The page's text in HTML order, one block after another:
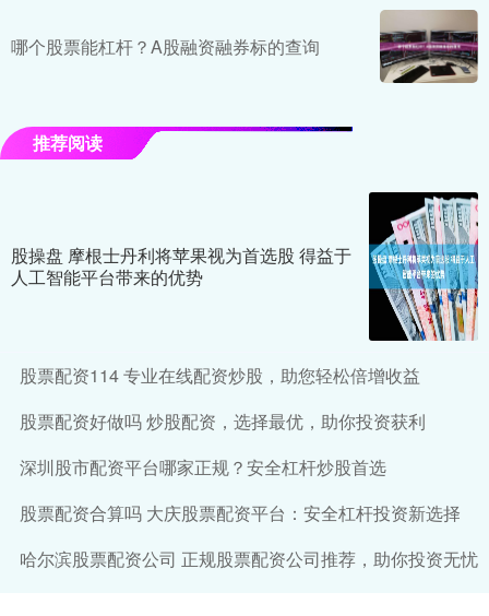
哪个股票能杠杆？A股融资融券标的查询
推荐阅读
股操盘 摩根士丹利将苹果视为首选股 得益于
人工智能平台带来的优势
股票配资114 专业在线配资炒股，助您轻松倍增收益
股票配资好做吗 炒股配资，选择最优，助你投资获利
深圳股市配资平台哪家正规？安全杠杆炒股首选
股票配资合算吗 大庆股票配资平台：安全杠杆投资新选择
哈尔滨股票配资公司 正规股票配资公司推荐，助你投资无忧